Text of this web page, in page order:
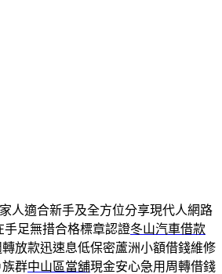
人適合新手及全方位分享現代人網路
足無措合格標章認證冬山汽車借款
轉放款迅速息低保密蘆洲小額借錢維修
群中山區當舖現金安心急用周轉借錢